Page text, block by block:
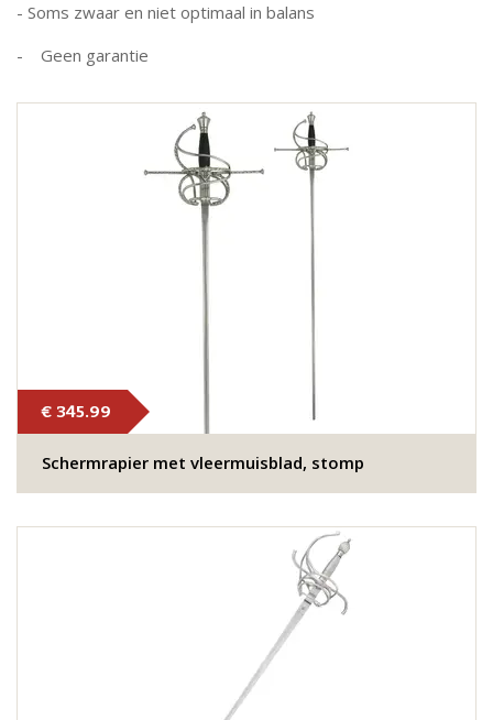
- Soms zwaar en niet optimaal in balans
- Geen garantie
€ 345.99
Schermrapier met vleermuisblad, stomp